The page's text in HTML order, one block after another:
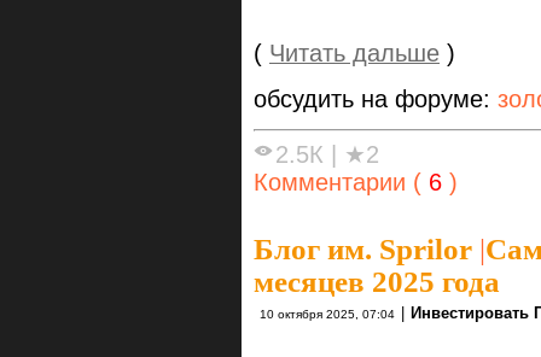
( Читать дальше )
обсудить на форуме:
2.5К | ★2
Комментарии ( 6 )
Блог им. Sprilor |
месяцев 2025 года⁠⁠
10 октября 2025, 07:04 | Инвестировать